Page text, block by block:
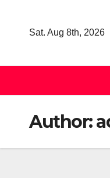
Sat. Aug 8th, 2026
Author: